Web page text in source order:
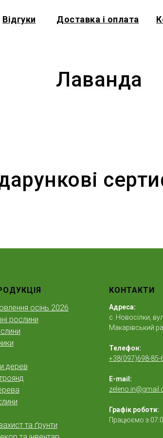
Доставка і оплата
Відгуки
Лаванда
осінь 2026
рослини
дерев
та ґрунти
КОНТАКТИ
Адреса:
с. Новосілки,
Макарівський
Телефон:
+38(097)698-85-
E-mail:
Графік роботи:
Працюємо з